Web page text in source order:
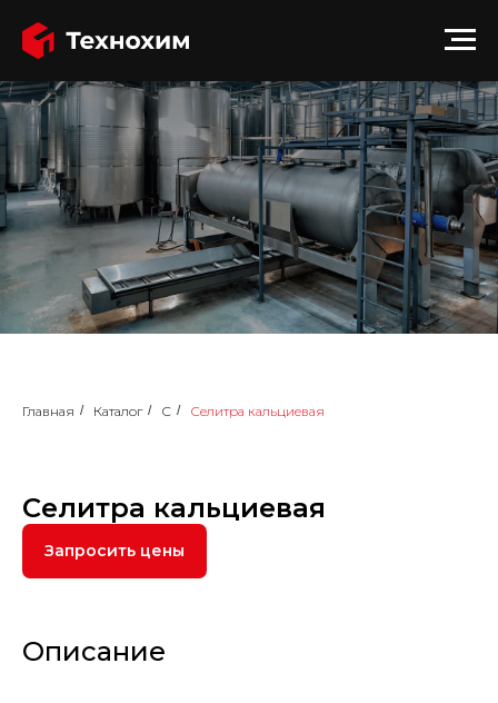
Главная / Каталог / С / Селитра кальциевая
Селитра кальциевая
Запросить цены
Описание